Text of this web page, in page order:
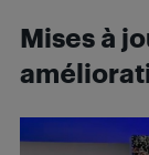
Mises à